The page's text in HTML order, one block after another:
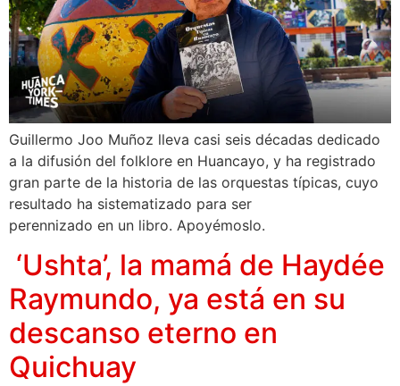
Guillermo Joo Muñoz lleva casi seis décadas dedicado
a la difusión del folklore en Huancayo, y ha registrado
gran parte de la historia de las orquestas típicas, cuyo
resultado ha sistematizado para ser
perennizado en un libro. Apoyémoslo.
‘Ushta’, la mamá de Haydée
Raymundo, ya está en su
descanso eterno en
Quichuay